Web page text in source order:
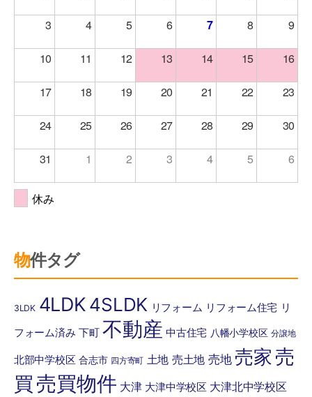
3 4 5 6 7 8 9
10 11 12 13 14 15 16
17 18 19 20 21 22 23
24 25 26 27 28 29 30
31 1 2 3 4 5 6
休み
物件タグ
3LDK 4LDK4SLDK リフォーム リフォーム住宅 リ
フォーム済み 下町 不動産 中古住宅 八幡小学校区 分譲地
北部中学校区 合志市 四方寄町 土地 売土地 売地 売家 売
買 売買物件 大津 大津中学校区 大津北中学校区